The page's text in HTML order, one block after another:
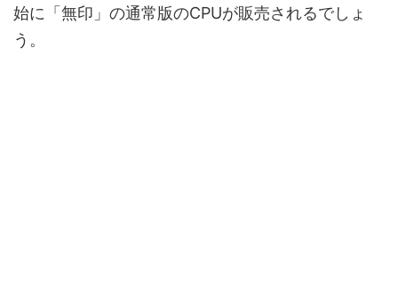
始に「無印」の通常版のCPUが販売されるでしょ
う。